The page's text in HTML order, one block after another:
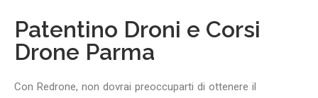
Patentino Droni e Corsi
Drone Parma
Con Redrone, non dovrai preoccuparti di ottenere il